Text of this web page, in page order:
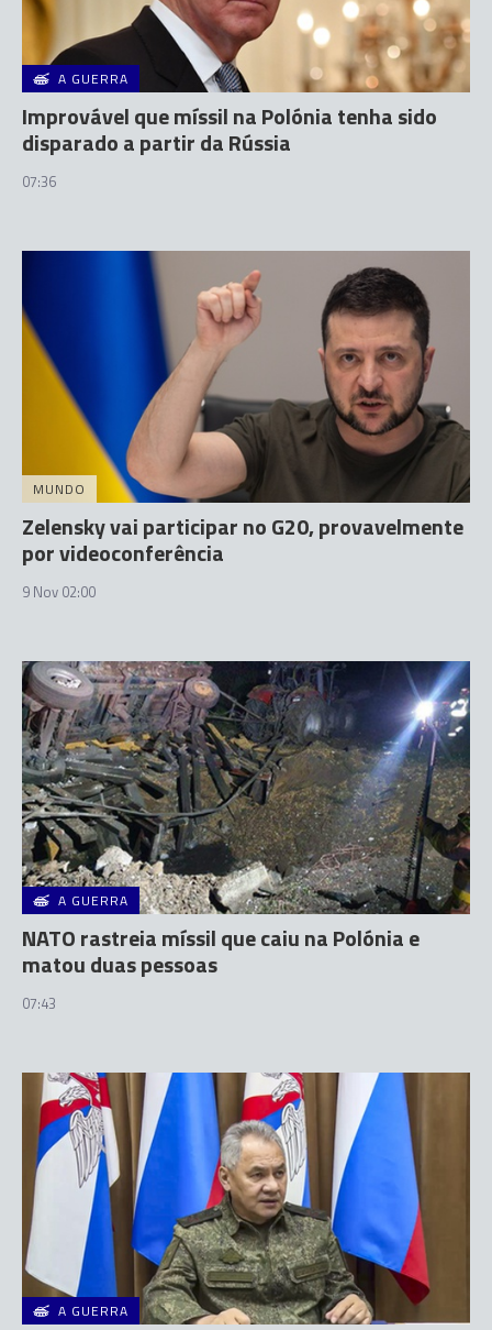
A GUERRA
Improvável que míssil na Polónia tenha sido
disparado a partir da Rússia
07:36
MUNDO
Zelensky vai participar no G20, provavelmente
por videoconferência
9 Nov 02:00
A GUERRA
NATO rastreia míssil que caiu na Polónia e
matou duas pessoas
07:43
A GUERRA